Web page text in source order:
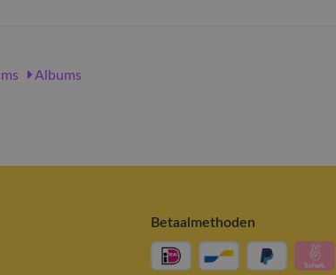
Albums
Betaalmethoden